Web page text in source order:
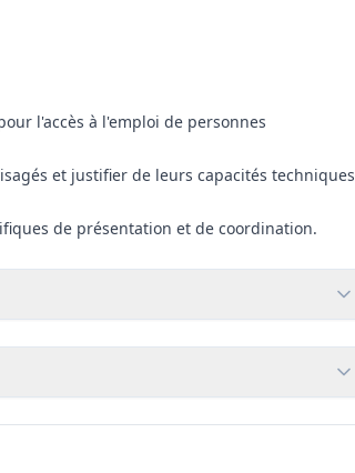
l'accès à l'emploi de personnes
et justifier de leurs capacités techniques
de présentation et de coordination.